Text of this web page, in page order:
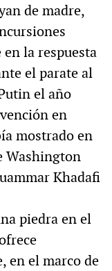
de madre,
la respuesta
el parate al
el año
en
mostrado en
Washington
Khadafi
piedra en el
en el marco de